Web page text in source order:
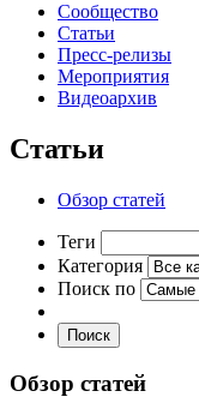
Сообщество
Статьи
Пресс-релизы
Мероприятия
Видеоархив
Статьи
Обзор статей
Теги
Категория
Поиск по
Поиск
Обзор статей